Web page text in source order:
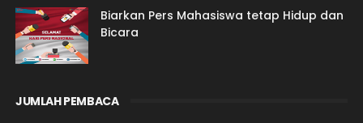
Biarkan Pers Mahasiswa tetap Hidup dan
Bicara
JUMLAH PEMBACA